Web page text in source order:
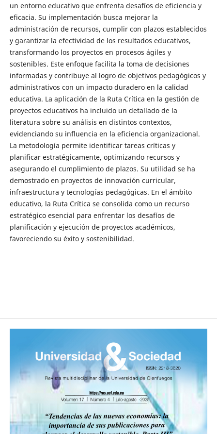
un entorno educativo que enfrenta desafíos de eficiencia y
eficacia. Su implementación busca mejorar la
administración de recursos, cumplir con plazos establecidos
y garantizar la efectividad de los resultados educativos,
transformando los proyectos en procesos ágiles y
sostenibles. Este enfoque facilita la toma de decisiones
informadas y contribuye al logro de objetivos pedagógicos y
administrativos con un impacto duradero en la calidad
educativa. La aplicación de la Ruta Crítica en la gestión de
proyectos educativos ha incluido un detallado de la
literatura sobre su análisis en distintos contextos,
evidenciando su influencia en la eficiencia organizacional.
La metodología permite identificar tareas críticas y
planificar estratégicamente, optimizando recursos y
asegurando el cumplimiento de plazos. Su utilidad se ha
demostrado en proyectos de innovación curricular,
infraestructura y tecnologías pedagógicas. En el ámbito
educativo, la Ruta Crítica se consolida como un recurso
estratégico esencial para enfrentar los desafíos de
planificación y ejecución de proyectos académicos,
favoreciendo su éxito y sostenibilidad.